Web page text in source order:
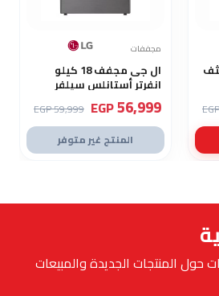
مجففات
ال جى مجفف 18 كيلو
انفرتر أستانلس سيلفر
RH18U8EVCW
56,999
EGP
59,999 EGP
المنتج غير متوفر
حول المنتجات الجديدة والمبيعات